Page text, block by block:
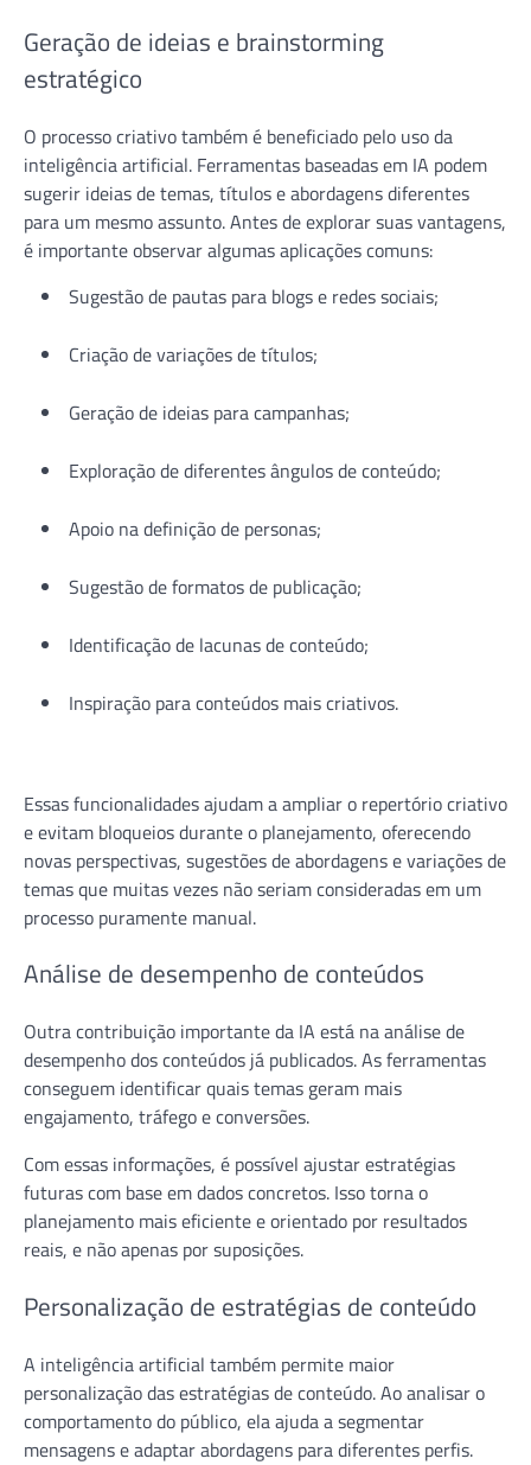
Geração de ideias e brainstorming
estratégico
O processo criativo também é beneficiado pelo uso da
inteligência artificial. Ferramentas baseadas em IA podem
sugerir ideias de temas, títulos e abordagens diferentes
para um mesmo assunto. Antes de explorar suas vantagens,
é importante observar algumas aplicações comuns:
Sugestão de pautas para blogs e redes sociais;
Criação de variações de títulos;
Geração de ideias para campanhas;
Exploração de diferentes ângulos de conteúdo;
Apoio na definição de personas;
Sugestão de formatos de publicação;
Identificação de lacunas de conteúdo;
Inspiração para conteúdos mais criativos.
Essas funcionalidades ajudam a ampliar o repertório criativo
e evitam bloqueios durante o planejamento, oferecendo
novas perspectivas, sugestões de abordagens e variações de
temas que muitas vezes não seriam consideradas em um
processo puramente manual.
Análise de desempenho de conteúdos
Outra contribuição importante da IA está na análise de
desempenho dos conteúdos já publicados. As ferramentas
conseguem identificar quais temas geram mais
engajamento, tráfego e conversões.
Com essas informações, é possível ajustar estratégias
futuras com base em dados concretos. Isso torna o
planejamento mais eficiente e orientado por resultados
reais, e não apenas por suposições.
Personalização de estratégias de conteúdo
A inteligência artificial também permite maior
personalização das estratégias de conteúdo. Ao analisar o
comportamento do público, ela ajuda a segmentar
mensagens e adaptar abordagens para diferentes perfis.